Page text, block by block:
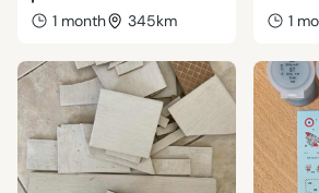
1 month 345km 1